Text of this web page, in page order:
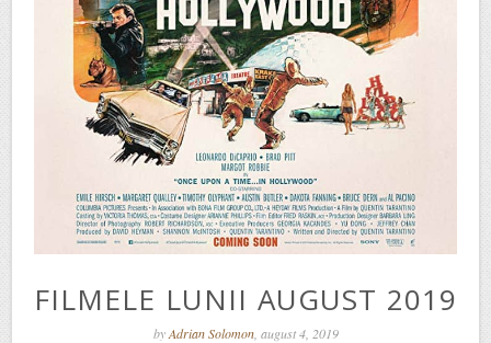
FILMELE LUNII AUGUST 2019
byAdrian Solomon, august 4, 2019